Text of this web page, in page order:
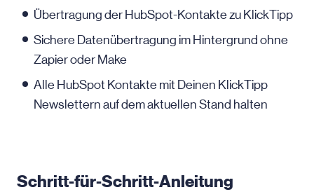
Übertragung der HubSpot-Kontakte zu KlickTipp
Sichere Datenübertragung im Hintergrund ohne
Zapier oder Make
Alle HubSpot Kontakte mit Deinen KlickTipp
Newslettern auf dem aktuellen Stand halten
Schritt-für-Schritt-Anleitung